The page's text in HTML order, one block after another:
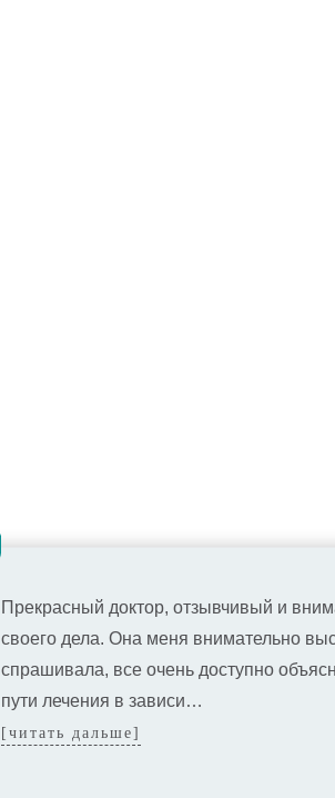
Прекрасный доктор, отзывчивый и
своего дела. Она меня внимательно
спрашивала, все очень доступно
пути лечения в зависи…
[читать дальше]